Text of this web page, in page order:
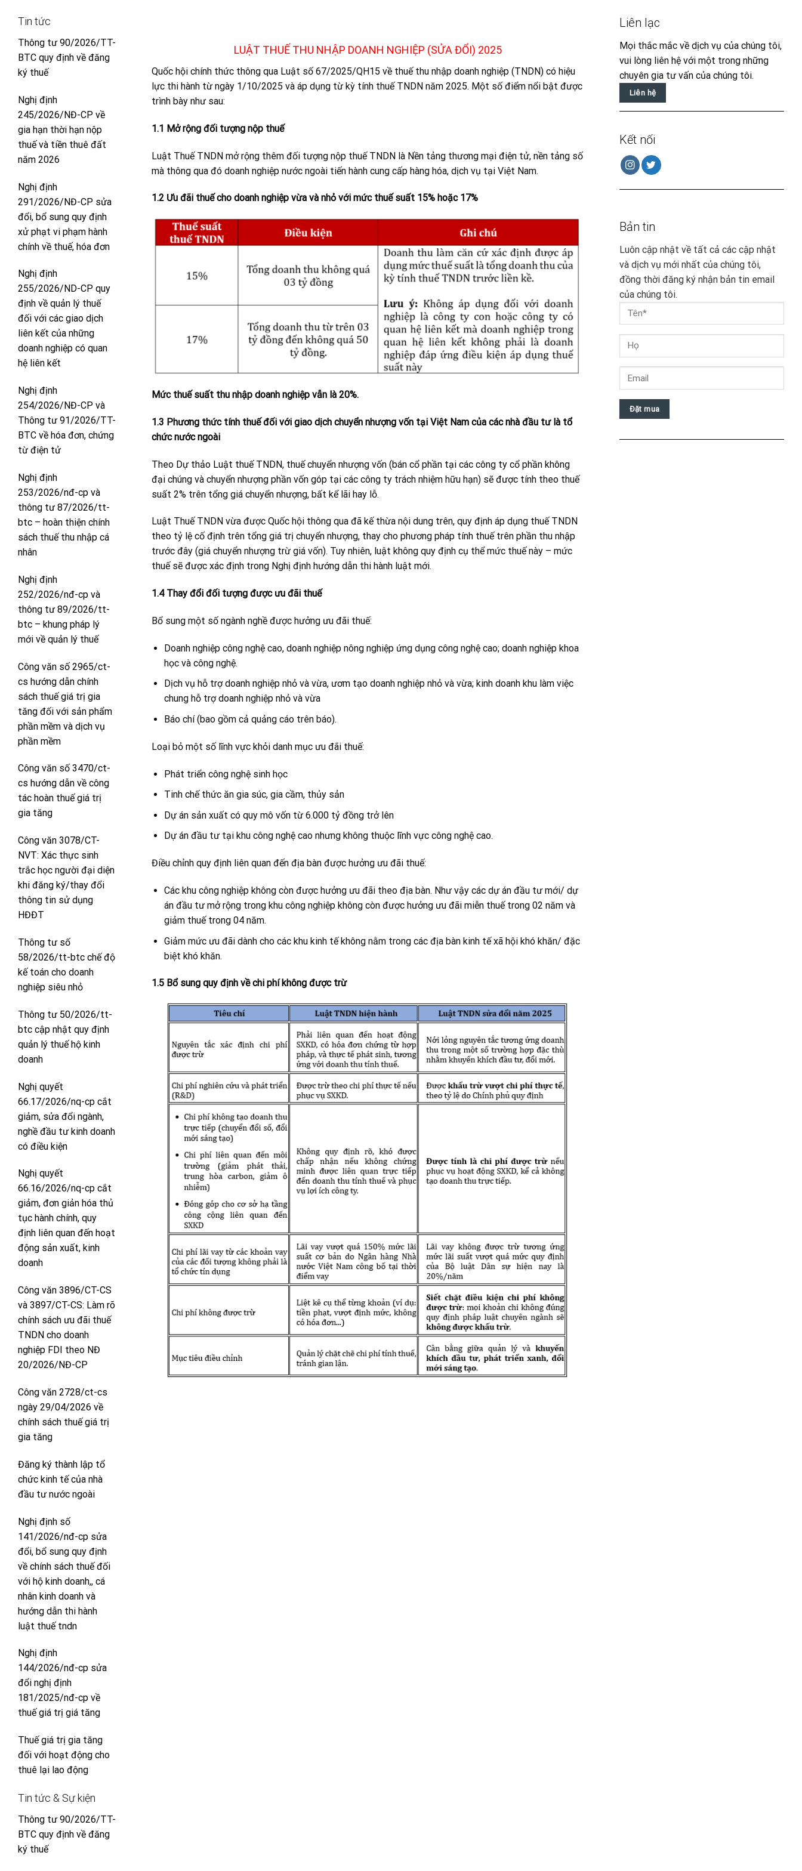
Tin tức
Thông tư 90/2026/TT-
BTC quy định về đăng
ký thuế
Nghị định
245/2026/NĐ-CP về
gia hạn thời hạn nộp
thuế và tiền thuê đất
năm 2026
Nghị định
291/2026/NĐ-CP sửa
đổi, bổ sung quy định
xử phạt vi phạm hành
chính về thuế, hóa đơn
Nghị định
255/2026/ND-CP quy
định về quản lý thuế
đối với các giao dịch
liên kết của những
doanh nghiệp có quan
hệ liên kết
Nghị định
254/2026/NĐ-CP và
Thông tư 91/2026/TT-
BTC về hóa đơn, chứng
từ điện tử
Nghị định
253/2026/nđ-cp và
thông tư 87/2026/tt-
btc – hoàn thiện chính
sách thuế thu nhập cá
nhân
Nghị định
252/2026/nđ-cp và
thông tư 89/2026/tt-
btc – khung pháp lý
mới về quản lý thuế
Công văn số 2965/ct-
cs hướng dẫn chính
sách thuế giá trị gia
tăng đối với sản phẩm
phần mềm và dịch vụ
phần mềm
Công văn số 3470/ct-
cs hướng dẫn về công
tác hoàn thuế giá trị
gia tăng
Công văn 3078/CT-
NVT: Xác thực sinh
trắc học người đại diện
khi đăng ký/thay đổi
thông tin sử dụng
HĐĐT
Thông tư số
58/2026/tt-btc chế độ
kế toán cho doanh
nghiệp siêu nhỏ
Thông tư 50/2026/tt-
btc cập nhật quy định
quản lý thuế hộ kinh
doanh
Nghị quyết
66.17/2026/nq-cp cắt
giảm, sửa đổi ngành,
nghề đầu tư kinh doanh
có điều kiện
Nghị quyết
66.16/2026/nq-cp cắt
giảm, đơn giản hóa thủ
tục hành chính, quy
định liên quan đến hoạt
động sản xuất, kinh
doanh
Công văn 3896/CT-CS
và 3897/CT-CS: Làm rõ
chính sách ưu đãi thuế
TNDN cho doanh
nghiệp FDI theo NĐ
20/2026/NĐ-CP
Công văn 2728/ct-cs
ngày 29/04/2026 về
chính sách thuế giá trị
gia tăng
Đăng ký thành lập tổ
chức kinh tế của nhà
đầu tư nước ngoài
Nghị định số
141/2026/nđ-cp sửa
đổi, bổ sung quy định
về chính sách thuế đối
với hộ kinh doanh,, cá
nhân kinh doanh và
hướng dẫn thi hành
luật thuế tndn
Nghị định
144/2026/nđ-cp sửa
đổi nghị định
181/2025/nđ-cp về
thuế giá trị giá tăng
Thuế giá trị gia tăng
đối với hoạt động cho
thuê lại lao động
Tin tức & Sự kiện
Thông tư 90/2026/TT-
BTC quy định về đăng
ký thuế
LUẬT THUẾ THU NHẬP DOANH NGHIỆP (SỬA ĐỔI) 2025
Quốc hội chính thức thông qua Luật số 67/2025/QH15 về thuế thu nhập doanh nghiệp (TNDN) có hiệu
lực thi hành từ ngày 1/10/2025 và áp dụng từ kỳ tính thuế TNDN năm 2025. Một số điểm nổi bật được
trình bày như sau:
1.1 Mở rộng đối tượng nộp thuế
Luật Thuế TNDN mở rộng thêm đối tượng nộp thuế TNDN là Nền tảng thương mại điện tử, nền tảng số
mà thông qua đó doanh nghiệp nước ngoài tiến hành cung cấp hàng hóa, dịch vụ tại Việt Nam.
1.2 Ưu đãi thuế cho doanh nghiệp vừa và nhỏ với mức thuế suất 15% hoặc 17%
Mức thuế suất thu nhập doanh nghiệp vẫn là 20%.
1.3 Phương thức tính thuế đối với giao dịch chuyển nhượng vốn tại Việt Nam của các nhà đầu tư là tổ
chức nước ngoài
Theo Dự thảo Luật thuế TNDN, thuế chuyển nhượng vốn (bán cổ phần tại các công ty cổ phần không
đại chúng và chuyển nhượng phần vốn góp tại các công ty trách nhiệm hữu hạn) sẽ được tính theo thuế
suất 2% trên tổng giá chuyển nhượng, bất kể lãi hay lỗ.
Luật Thuế TNDN vừa được Quốc hội thông qua đã kế thừa nội dung trên, quy định áp dụng thuế TNDN
theo tỷ lệ cố định trên tổng giá trị chuyển nhượng, thay cho phương pháp tính thuế trên phần thu nhập
trước đây (giá chuyển nhượng trừ giá vốn). Tuy nhiên, luật không quy định cụ thể mức thuế này – mức
thuế sẽ được xác định trong Nghị định hướng dẫn thi hành luật mới.
1.4 Thay đổi đối tượng được ưu đãi thuế
Bổ sung một số ngành nghề được hưởng ưu đãi thuế:
Doanh nghiệp công nghệ cao, doanh nghiệp nông nghiệp ứng dụng công nghệ cao; doanh nghiệp khoa
học và công nghệ.
Dịch vụ hỗ trợ doanh nghiệp nhỏ và vừa, ươm tạo doanh nghiệp nhỏ và vừa; kinh doanh khu làm việc
chung hỗ trợ doanh nghiệp nhỏ và vừa
Báo chí (bao gồm cả quảng cáo trên báo).
Loại bỏ một số lĩnh vực khỏi danh mục ưu đãi thuế:
Phát triển công nghệ sinh học
Tinh chế thức ăn gia súc, gia cầm, thủy sản
Dự án sản xuất có quy mô vốn từ 6.000 tỷ đồng trở lên
Dự án đầu tư tại khu công nghệ cao nhưng không thuộc lĩnh vực công nghệ cao.
Điều chỉnh quy định liên quan đến địa bàn được hưởng ưu đãi thuế:
Các khu công nghiệp không còn được hưởng ưu đãi theo địa bàn. Như vậy các dự án đầu tư mới/ dự
án đầu tư mở rộng trong khu công nghiệp không còn được hưởng ưu đãi miễn thuế trong 02 năm và
giảm thuế trong 04 năm.
Giảm mức ưu đãi dành cho các khu kinh tế không nằm trong các địa bàn kinh tế xã hội khó khăn/ đặc
biệt khó khăn.
1.5 Bổ sung quy định về chi phí không được trừ
Liên lạc
Mọi thắc mắc về dịch vụ của chúng tôi,
vui lòng liên hệ với một trong những
chuyên gia tư vấn của chúng tôi.
Liên hệ
Kết nối
Bản tin
Luôn cập nhật về tất cả các cập nhật
và dịch vụ mới nhất của chúng tôi,
đồng thời đăng ký nhận bản tin email
của chúng tôi.
Đặt mua